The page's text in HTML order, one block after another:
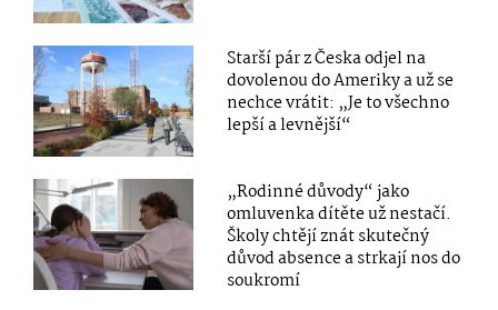
Starší pár z Česka odjel na
dovolenou do Ameriky a už se
nechce vrátit: „Je to všechno
lepší a levnější“
„Rodinné důvody“ jako
omluvenka dítěte už nestačí.
Školy chtějí znát skutečný
důvod absence a strkají nos do
soukromí